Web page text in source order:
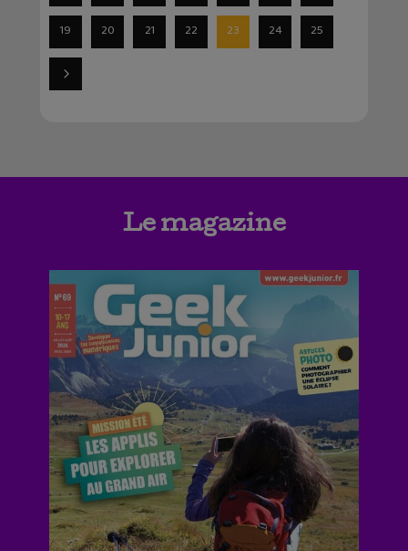
19 20 21 22 23 24 25
Le magazine